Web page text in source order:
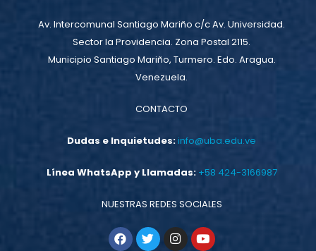
Av. Intercomunal Santiago Mariño c/c Av. Universidad.
Sector la Providencia. Zona Postal 2115.
Municipio Santiago Mariño, Turmero. Edo. Aragua.
Venezuela.
CONTACTO
Dudas e Inquietudes:info@uba.edu.ve
Línea WhatsApp y Llamadas:+58 424-3166987
NUESTRAS REDES SOCIALES